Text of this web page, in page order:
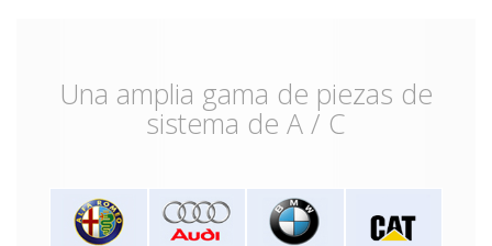
Una amplia gama de piezas de
sistema de A / C